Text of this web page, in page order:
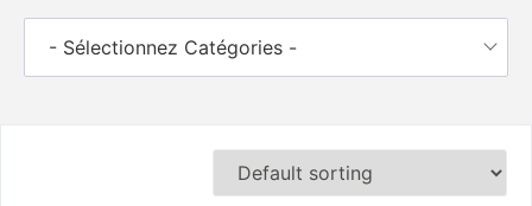
- Sélectionnez Catégories -